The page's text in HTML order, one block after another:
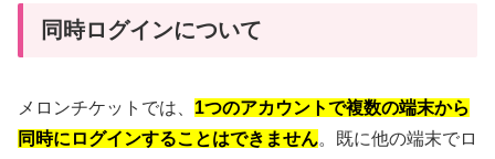
同時ログインについて
メロンチケットでは、 1つのアカウントで複数の端末から
同時にログインすることはできません。既に他の端末でロ